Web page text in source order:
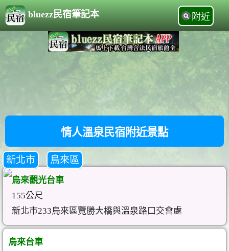
bluezz民宿筆記本 附近
情人溫泉民宿附近景點
新北市 烏來區
烏來觀光台車
155公尺
新北市233烏來區覽勝大橋與溫泉路口交會處
烏來台車